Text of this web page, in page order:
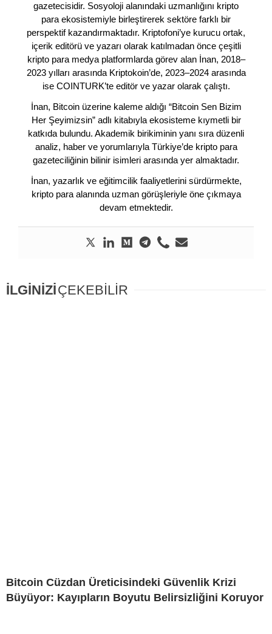
gazetecisidir. Sosyoloji alanındaki uzmanlığını kripto
para ekosistemiyle birleştirerek sektöre farklı bir
perspektif kazandırmaktadır. Kriptofoni’ye kurucu ortak,
içerik editörü ve yazarı olarak katılmadan önce çeşitli
kripto para medya platformlarda görev alan İnan, 2018–
2023 yılları arasında Kriptokoin’de, 2023–2024 arasında
ise COINTURK’te editör ve yazar olarak çalıştı.
İnan, Bitcoin üzerine kaleme aldığı “Bitcoin Sen Bizim
Her Şeyimizsin” adlı kitabıyla ekosisteme kıymetli bir
katkıda bulundu. Akademik birikiminin yanı sıra düzenli
analiz, haber ve yorumlarıyla Türkiye’de kripto para
gazeteciliğinin bilinir isimleri arasında yer almaktadır.
İnan, yazarlık ve eğitimcilik faaliyetlerini sürdürmekte,
kripto para alanında uzman görüşleriyle öne çıkmaya
devam etmektedir.
İLGİNİZİÇEKEBİLİR
Bitcoin Cüzdan Üreticisindeki Güvenlik Krizi
Büyüyor: Kayıpların Boyutu Belirsizliğini Koruyor